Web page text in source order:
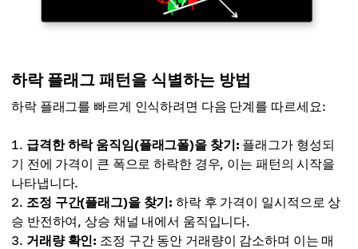
하락 플래그 패턴을 식별하는 방법
하락 플래그를 빠르게 인식하려면 다음 단계를 따르세요:
급격한 하락 움직임(플래그폴)을 찾기: 플래그가 형성되
기 전에 가격이 큰 폭으로 하락한 경우, 이는 패턴의 시작을
나타냅니다.
조정 구간(플래그)을 찾기: 하락 후 가격이 일시적으로 상
승 반전하여, 상승 채널 내에서 움직입니다.
거래량 확인: 조정 구간 동안 거래량이 감소하며 이는 매